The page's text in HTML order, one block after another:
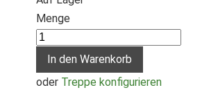
Menge
In den Warenkorb
oder Treppe konfigurieren